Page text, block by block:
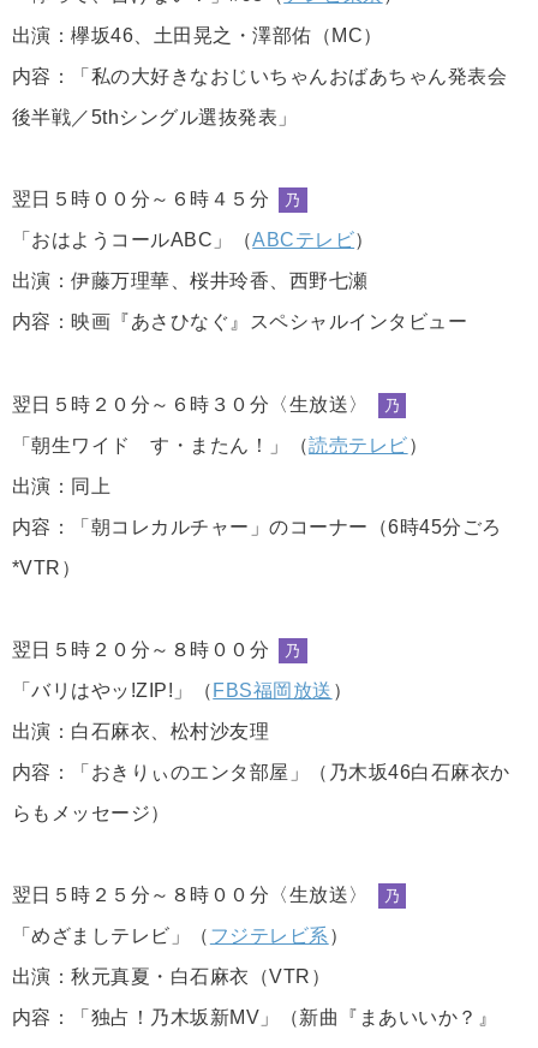
出演：欅坂46、土田晃之・澤部佑（MC）
内容：「私の大好きなおじいちゃんおばあちゃん発表会
後半戦／5thシングル選抜発表」
翌日５時００分～６時４５分 乃
「おはようコールABC」（ABCテレビ）
出演：伊藤万理華、桜井玲香、西野七瀬
内容：映画『あさひなぐ』スペシャルインタビュー
翌日５時２０分～６時３０分〈生放送〉 乃
「朝生ワイド す・またん！」（読売テレビ）
出演：同上
内容：「朝コレカルチャー」のコーナー（6時45分ごろ
*VTR）
翌日５時２０分～８時００分 乃
「バリはやッ!ZIP!」（ FBS福岡放送 ）
出演：白石麻衣、松村沙友理
内容：「おきりぃのエンタ部屋」（乃木坂46白石麻衣か
らもメッセージ）
翌日５時２５分～８時００分〈生放送〉 乃
「めざましテレビ」（ フジテレビ系 ）
出演：秋元真夏・白石麻衣（VTR）
内容：「独占！乃木坂新MV」（新曲『まあいいか？』